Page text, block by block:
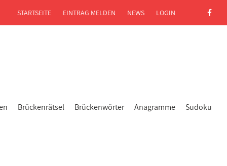
Brückenrätsel Brückenwörter Anagramme Sudoku
STARTSEITE EINTRAG MELDEN NEWS LOGIN